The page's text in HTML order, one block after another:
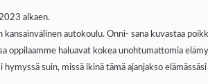
alkaen.
autokoulu. Onni- sana kuvastaa
oppilaamme haluavat kokea unohtumattomia
suin, missä ikinä tämä ajanjakso